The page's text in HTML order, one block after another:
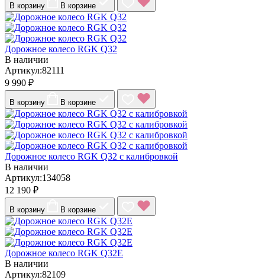
В корзину В корзине
Дорожное колесо RGK Q32
В наличии
Артикул:82111
9 990 ₽
В корзину В корзине
Дорожное колесо RGK Q32 с калибровкой
В наличии
Артикул:134058
12 190 ₽
В корзину В корзине
Дорожное колесо RGK Q32E
В наличии
Артикул:82109